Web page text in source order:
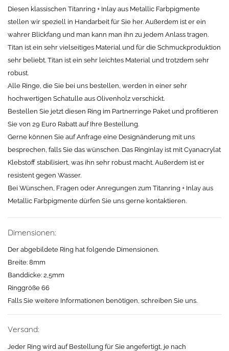
Diesen klassischen Titanring + Inlay aus Metallic Farbpigmente
stellen wir speziell in Handarbeit für Sie her. Außerdem ist er ein
wahrer Blickfang und man kann man ihn zu jedem Anlass tragen.
Titan ist ein sehr vielseitiges Material und für die Schmuckproduktion
sehr beliebt. Titan ist ein sehr leichtes Material und trotzdem sehr
robust.
Alle Ringe, die Sie bei uns bestellen, werden in einer sehr
hochwertigen Schatulle aus Olivenholz verschickt.
Bestellen Sie jetzt diesen Ring im Partnerringe Paket und profitieren
Sie von 29 Euro Rabatt auf Ihre Bestellung.
Gerne können Sie auf Anfrage eine Designänderung mit uns
besprechen, falls Sie das wünschen. Das Ringinlay ist mit Cyanacrylat
Klebstoff stabilisiert, was ihn sehr robust macht. Außerdem ist er
resistent gegen Wasser.
Bei Wünschen, Fragen oder Anregungen zum Titanring + Inlay aus
Metallic Farbpigmente dürfen Sie uns gerne kontaktieren.
Dimensionen:
Der abgebildete Ring hat folgende Dimensionen.
Breite: 8mm
Banddicke: 2,5mm
Ringgröße 66
Falls Sie weitere Informationen benötigen, schreiben Sie uns.
Versand:
Jeder Ring wird auf Bestellung für Sie angefertigt, je nach